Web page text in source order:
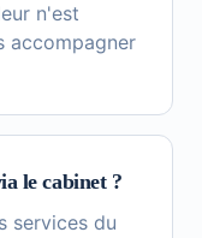
n'est
accompagner
le cabinet ?
services du